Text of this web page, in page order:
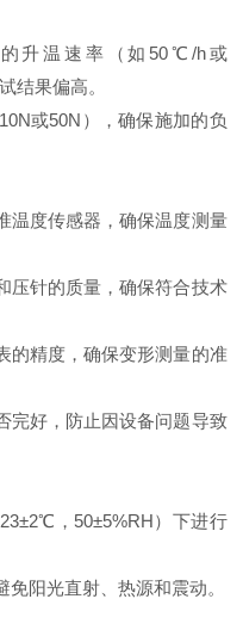
升温速率（如50℃/h或
结果偏高。
或50N），确保施加的负
温度传感器，确保温度测量
压针的质量，确保符合技术
的精度，确保变形测量的准
完好，防止因设备问题导致
，50±5%RH）下进行
免阳光直射、热源和震动。